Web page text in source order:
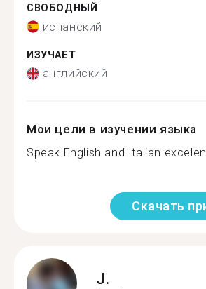
СВОБОДНЫЙ
испанский
ИЗУЧАЕТ
английский
Мои цели в изучении языка
Speak English and Italian
Скачать
J.